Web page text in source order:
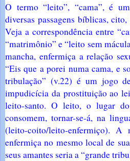
O termo “leito”, “cama”, é
diversas passagens bíblicas,
Veja a correspondência entre
“matrimônio” e “leito sem
mancha, enfermiça a relação
“Eis que a porei numa cama, e
tribulação” (v.22) é um jogo
impudicícia da prostituição ao
leito-santo. O leito, o lugar
consomem, tornar-se-á, na
(leito-coito/leito-enfermiço). A
enfermiça no mesmo local de
seus amantes seria a “grande